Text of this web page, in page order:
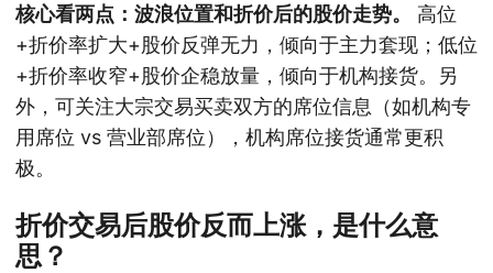
核心看两点：波浪位置和折价后的股价走势。
高位
+折价率扩大+股价反弹无力，倾向于主力套现；低位
+折价率收窄+股价企稳放量，倾向于机构接货。另
外，可关注大宗交易买卖双方的席位信息（如机构专
用席位 vs 营业部席位），机构席位接货通常更积
极。
折价交易后股价反而上涨，是什么意
思？